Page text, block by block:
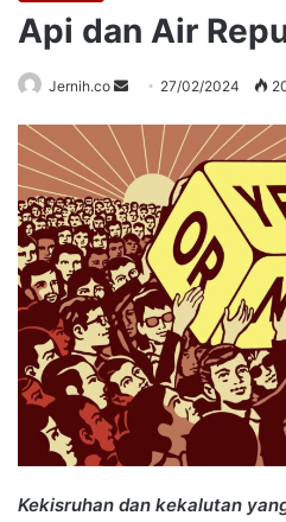
Api dan Air
Jernih.co
Send
email
27/02/2024
Kekisruhan dan kekalutan